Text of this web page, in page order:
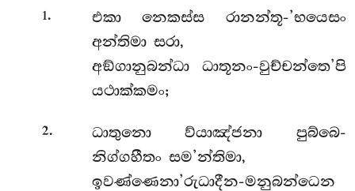
1.
එකා නෙකස්ස රානන්තූ-’භයෙසං
අන්තිමා සරා,
අඞ්ගානුබන්ධා ධාතූනං-වුච්චන්තෙ’පි
යථාක්කමං;
2.
ධාතුනො ව්යාඤ්ජනා පුබ්බෙ-
නිග්ගහීතං සම’න්තිමා,
ඉවණ්ණෙනා’රුධාදීන-මනුබන්ධෙන